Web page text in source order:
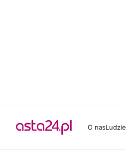
O nasLudzie